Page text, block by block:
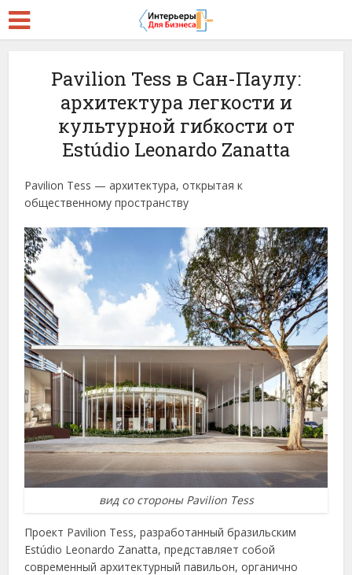
Pavilion Tess в Сан-Паулу:
архитектура легкости и
культурной гибкости от
Estúdio Leonardo Zanatta
Pavilion Tess — архитектура, открытая к
общественному пространству
вид со стороны Pavilion Tess
Проект Pavilion Tess, разработанный бразильским
Estúdio Leonardo Zanatta, представляет собой
современный архитектурный павильон, органично